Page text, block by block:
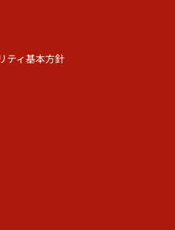
ティ基本方針